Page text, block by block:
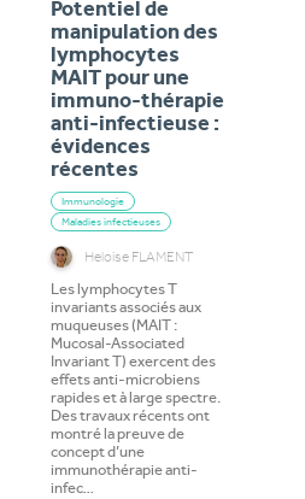
Potentiel de
manipulation des
lymphocytes
MAIT pour une
immuno-thérapie
anti-infectieuse :
évidences
récentes
Immunologie
Maladies infectieuses
Heloise FLAMENT
Les lymphocytes T
invariants associés aux
muqueuses (MAIT :
Mucosal-Associated
Invariant T) exercent des
effets anti-microbiens
rapides et à large spectre.
Des travaux récents ont
montré la preuve de
concept d’une
immunothérapie anti-
infec…